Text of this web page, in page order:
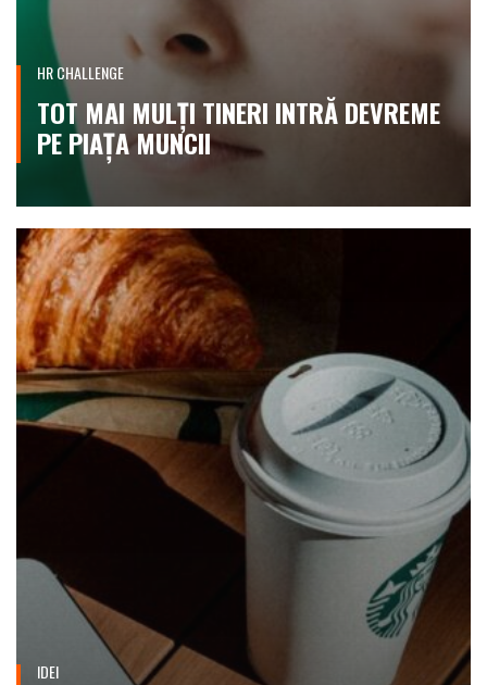
HR CHALLENGE
TOT MAI MULȚI TINERI INTRĂ DEVREME
PE PIAȚA MUNCII
IDEI